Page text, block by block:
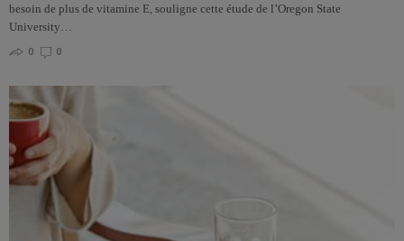
besoin de plus de vitamine E, souligne cette étude de l’Oregon State
University…
0
0